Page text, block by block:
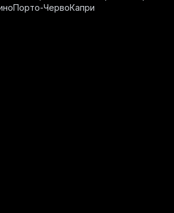
Порто-ЧервоКапри